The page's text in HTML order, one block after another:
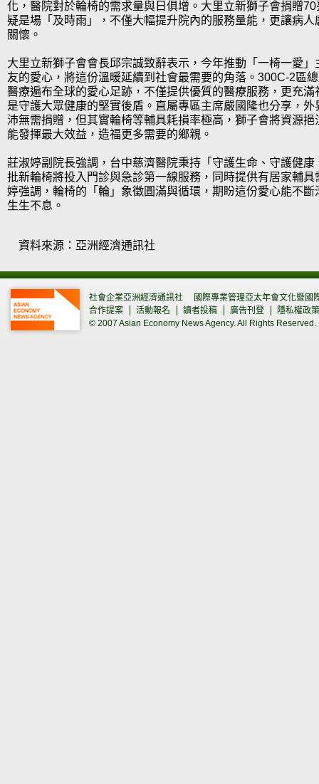
化，醫院對於輪椅的需求量與日俱增。大里立新獅子會捐贈
疑是場「及時雨」，不僅大幅提升院內的服務量能，更讓病
關懷。
大里立新獅子會會長邱宗誠致辭表示，今年推動「一椅一愛
友的愛心，將這份溫暖延續到社會最需要的角落。300C-2區
醫療遍布全球的愛心足跡，不僅提供優質的醫療服務，更充
是守護大眾健康的堅實後盾。直屬專區主席嚴國隆也分享，
沛無需捐贈，但其實輪椅等輔具耗損率極高，獅子會將資源
能發揮最大效益，造福更多需要的鄉親。
莊淑婷副院長強調，台中慈濟醫院秉持「守護生命、守護健
批新輪椅將投入門診與急診第一線服務，同時提供有居家輔
婷強調，輪椅的「輪」象徵圓滿與循環，期盼這份愛心能不
生生不息。
資料來源：亞洲經濟通訊社
社會企業亞洲經濟通訊社
國際專業管理亞太年會文化暨國
合作提案
活動報名 讀者投稿 廣告刊登
隱私權政策
© 2007 Asian Economy News Agency. All Rights Reserved.